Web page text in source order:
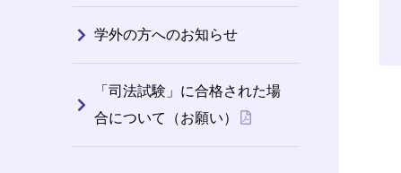
学外の方へのお知らせ
「司法試験」に合格された場
合について（お願い）